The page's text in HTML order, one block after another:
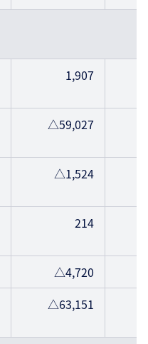
1,907
△59,027
△1,524
214
△4,720
△63,151